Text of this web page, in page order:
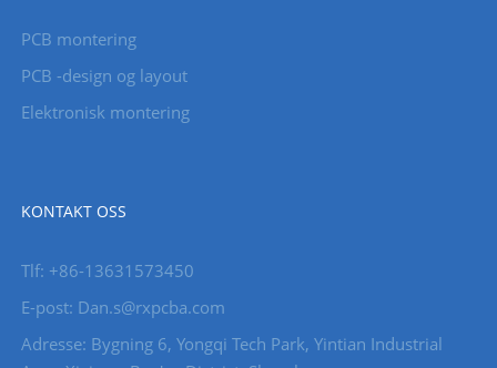
PCB montering
PCB -design og layout
Elektronisk montering
KONTAKT OSS
Tlf: +86-13631573450
E-post: Dan.s@rxpcba.com
Adresse: Bygning 6, Yongqi Tech Park, Yintian Industrial